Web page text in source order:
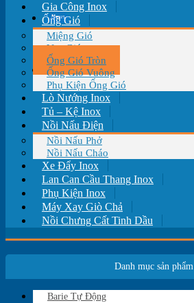
Tin tức
Liên hệ
Gia Công Inox
Ống Gió
Miệng Gió
Van Gió
Ống Gió Tròn
Ống Gió Vuông
Phụ Kiện Ống Gió
Lò Nướng Inox
Tủ – Kệ Inox
Nồi Nấu Điện
Nồi Nấu Phở
Nồi Nấu Cháo
Xe Đẩy Inox
Lan Can Cầu Thang Inox
Phụ Kiện Inox
Máy Xay Giò Chả
Nồi Chưng Cất Tinh Dầu
Danh mục sản phẩm
Barie Tự Động